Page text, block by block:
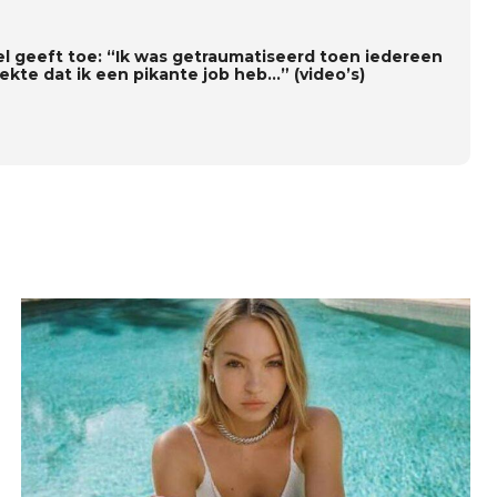
geeft toe: “Ik was getraumatiseerd toen iedereen
dat ik een pikante job heb…” (video’s)